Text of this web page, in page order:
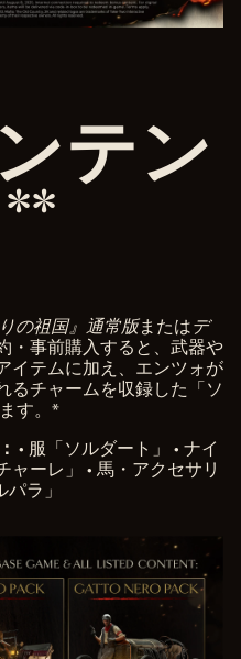
テン
の祖国』通常版またはデ
・事前購入すると、武器や
イテムに加え、エンツォが
るチャームを収録した「ソ
す。*
• 服「ソルダート」 • ナイ
ーレ」 • 馬・アクセサリ
ラ」